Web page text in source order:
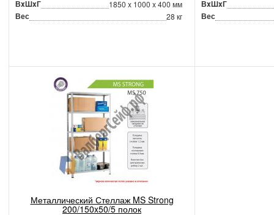
ВxШxГ 1850 x 1000 x 400 мм
Вес 28 кг
ВxШxГ
Вес
Металлический Стеллаж MS Strong
200/150x50/5 полок